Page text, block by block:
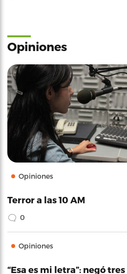
Opiniones
Opiniones
Terror a las 10 AM
0
Opiniones
“Esa es mi letra”: negó